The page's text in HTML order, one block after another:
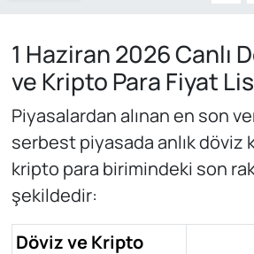
1 Haziran 2026 Canlı
ve Kripto Para Fiyat
Piyasalardan alınan en son
serbest piyasada anlık döviz
kripto para birimindeki son
şekildedir:
Döviz ve Kripto